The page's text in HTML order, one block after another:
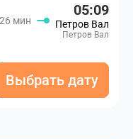
мин
05:09
Петров Вал
Петров Вал
Выбрать дату